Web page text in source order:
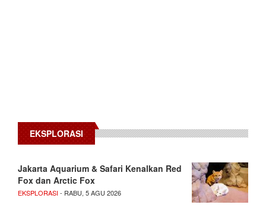
EKSPLORASI
Jakarta Aquarium & Safari Kenalkan Red
Fox dan Arctic Fox
EKSPLORASI- RABU, 5 AGU 2026